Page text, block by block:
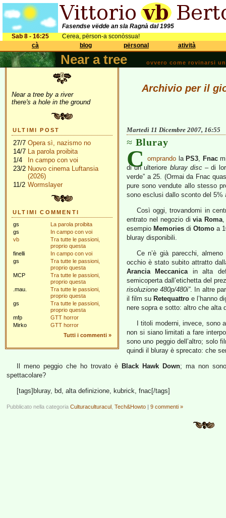
Fasendse vëdde an sla Ragnà dal 1995
Sab 8 - 16:25
Cerea, përson-a sconòssua!
cà
blog përsonal atività
Near a tree ovvero come rovinarsi
Near a tree by a river
there's a hole in the ground
ULTIMI POST
27/7 Opera sì, nazismo no
14/7 La parola proibita
1/4
In campo con voi
23/2 Nuovo cinema Luftansia
(2026)
11/2 Wormslayer
ULTIMI COMMENTI
gs
La parola proibita
gs
In campo con voi
vb
Tra tutte le passioni,
proprio questa
finelli
In campo con voi
gs
Tra tutte le passioni,
proprio questa
MCP
Tra tutte le passioni,
proprio questa
.mau.
Tra tutte le passioni,
proprio questa
gs
Tra tutte le passioni,
proprio questa
mfp
GTT horror
Mirko
GTT horror
Tutti i commenti »
Archivio per il
Martedì 11 Dicembre 2007, 16:55
Bluray
C omprando la PS3, Fnac
di un ulteriore bluray disc– di
verde” a 25. (Ormai da Fnac
pure sono vendute allo stesso
sono esclusi dallo sconto del
Così oggi, trovandomi in
entrato nel negozio divia Roma,
esempio Memories di Otomo a
bluray disponibili.
Ce n’è già parecchi,
occhio è stato subito attratto
Arancia Meccanicain alta
semicoperta dall’etichetta del
risoluzione 480p/480i”. In altre
il film su Retequattro e l’hanno
nere sopra e sotto: altro che alta
I titoli moderni, invece, sono
non si siano limitati a fare
sono uno peggio dell’altro; solo
quindi il bluray è sprecato: che
Il meno peggio che ho trovato è Black Hawk Down; ma non
spettacolare?
[tags]bluray, bd, alta definizione, kubrick, fnac[/tags]
Pubblicato nella categoria Culturaculturacul Tech&Howto | 9 commenti »